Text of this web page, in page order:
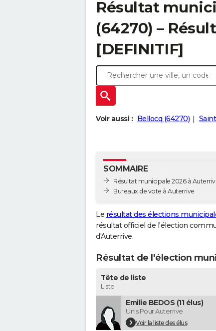
Résultat
(64270) –
[DEFINITIF]
Voir aussi : Bellocq (64270)
SOMMAIRE
Résultat municipale 2026 à
Bureaux de vote à Auterrive
Le résultat des élections
résultat officiel de l'élection
d'Auterrive.
Résultat de l'élection
Tête de liste
Liste
Emilie BEDOS (11 élus)
Unis Pour Auterrive
Voir la liste des élus